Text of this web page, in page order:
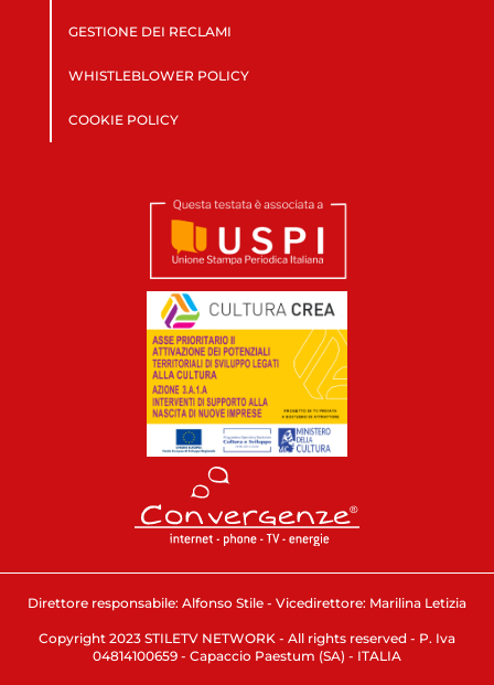
GESTIONE DEI RECLAMI
WHISTLEBLOWER POLICY
COOKIE POLICY
Direttore responsabile: Alfonso Stile - Vicedirettore: Marilina Letizia
Copyright 2023 STILETV NETWORK - All rights reserved - P. Iva
04814100659 - Capaccio Paestum (SA) - ITALIA